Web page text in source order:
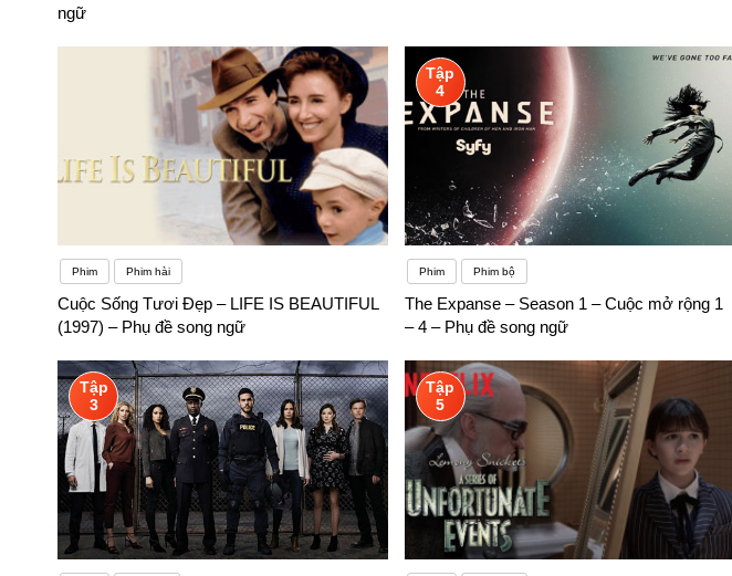
ngữ
Phim Phim hài
Cuộc Sống Tươi Đẹp – LIFE IS BEAUTIFUL
(1997) – Phụ đề song ngữ
Tập
4
Phim Phim bộ
The Expanse – Season 1 – Cuộc mở rộng 1
– 4 – Phụ đề song ngữ
Tập
3
Tập
5